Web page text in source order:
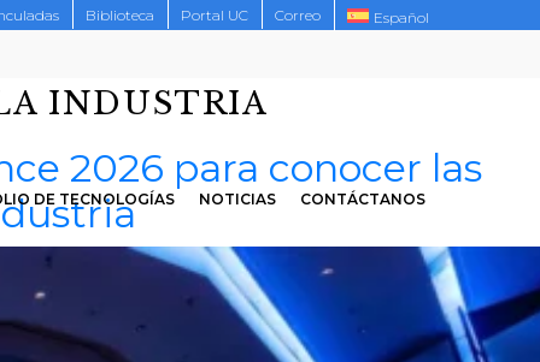
Biblioteca Portal UC Correo Español
INDUSTRIA
DE TECNOLOGÍAS NOTICIAS CONTÁCTANOS
2026 para conocer las